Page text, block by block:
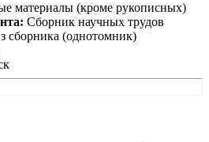
материалы (кроме рукописных)
Сборник научных трудов
сборника (однотомник)